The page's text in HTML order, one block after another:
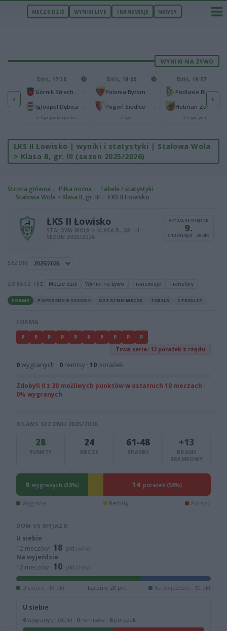
MECZE DZIŚ WYNIKI LIVE TRANSMISJE NEWSY
WYNIKI NA ŻYWO
‹
65
25
Dziś, 17:30
Igloopol Dębica
IV liga podkarpacka
Dziś, 18:00
Polonia Bytom
Pogoń Siedlce
I liga
Dziś, 19:57
Podlasie Biała Podlaska
Hetman Zamość
III liga, gr. IV
›
ŁKS II Łowisko | wyniki i statystyki | Stalowa Wola
> Klasa B, gr. III (sezon 2025/2026)
Strona główna Piłka nożna
Tabele / statystyki
Stalowa Wola > Klasa B, gr. III
ŁKS II Łowisko
ŁKS II Łowisko
STALOWA WOLA > KLASA B, GR. III ·
SEZON 2025/2026
AKTUALNE MIEJSCE
9.
z 13 drużyn · 28 pkt
SEZON
ZOBACZ TEŻ: Mecze dziś Wyniki na żywo Transmisje Transfery
FORMA POPRZEDNIE SEZONY OSTATNIE MECZE TABELA STRZELCY
FORMA
P P P P P P P P P P
Trwa seria: 12 porażek z rzędu
0wygranych · 0 remisy · 10 porażek
Zdobyli 0 z 30 możliwych punktów w ostatnich 10 meczach ·
0% wygranych
BILANS SEZONU 2025/2026
28
PUNKTY
24
MECZE
61-48
BRAMKI
+13
BILANS
BRAMKOWY
9 wygranych (38%) 14 porażek (58%)
Wygrane Remisy Porażki
DOM VS WYJAZD
U siebie
12 meczów · 18 pkt (64%)
Na wyjeździe
12 meczów · 10 pkt (36%)
U siebie · 18 pkt Łącznie 28 pkt Na wyjeździe · 10 pkt
U siebie
6wygranych (50%) · 0remisów · 6porażek